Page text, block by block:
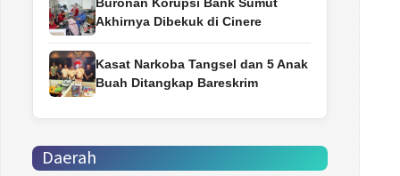
Akhirnya Dibekuk di Cinere
Kasat Narkoba Tangsel dan 5 Anak
Buah Ditangkap Bareskrim
Daerah